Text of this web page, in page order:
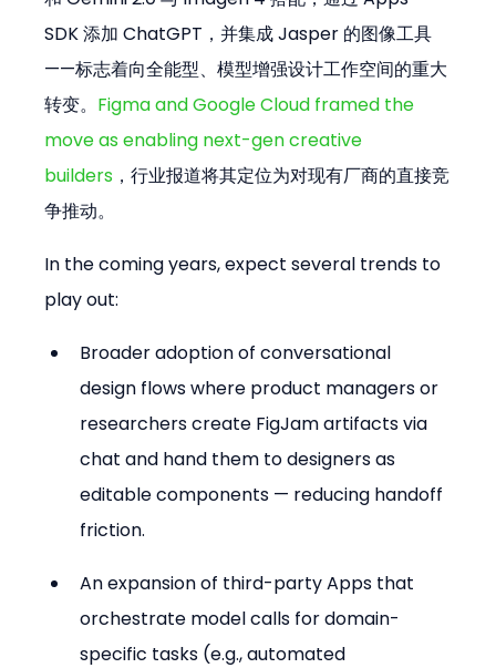
SDK 添加 ChatGPT，并集成 Jasper 的图像工具
——标志着向全能型、模型增强设计工作空间的重大
转变。 Figma and Google Cloud framed the
move as enabling next-gen creative
builders ，行业报道将其定位为对现有厂商的直接竞
争推动。
In the coming years, expect several trends to
play out:
Broader adoption of conversational
design flows where product managers or
researchers create FigJam artifacts via
chat and hand them to designers as
editable components — reducing handoff
friction.
An expansion of third-party Apps that
orchestrate model calls for domain-
specific tasks (e.g., automated